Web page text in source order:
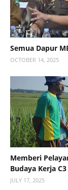
Semua Dapur
OCTOBER 14, 2025
Memberi
Budaya Kerja
JULY 17, 2025